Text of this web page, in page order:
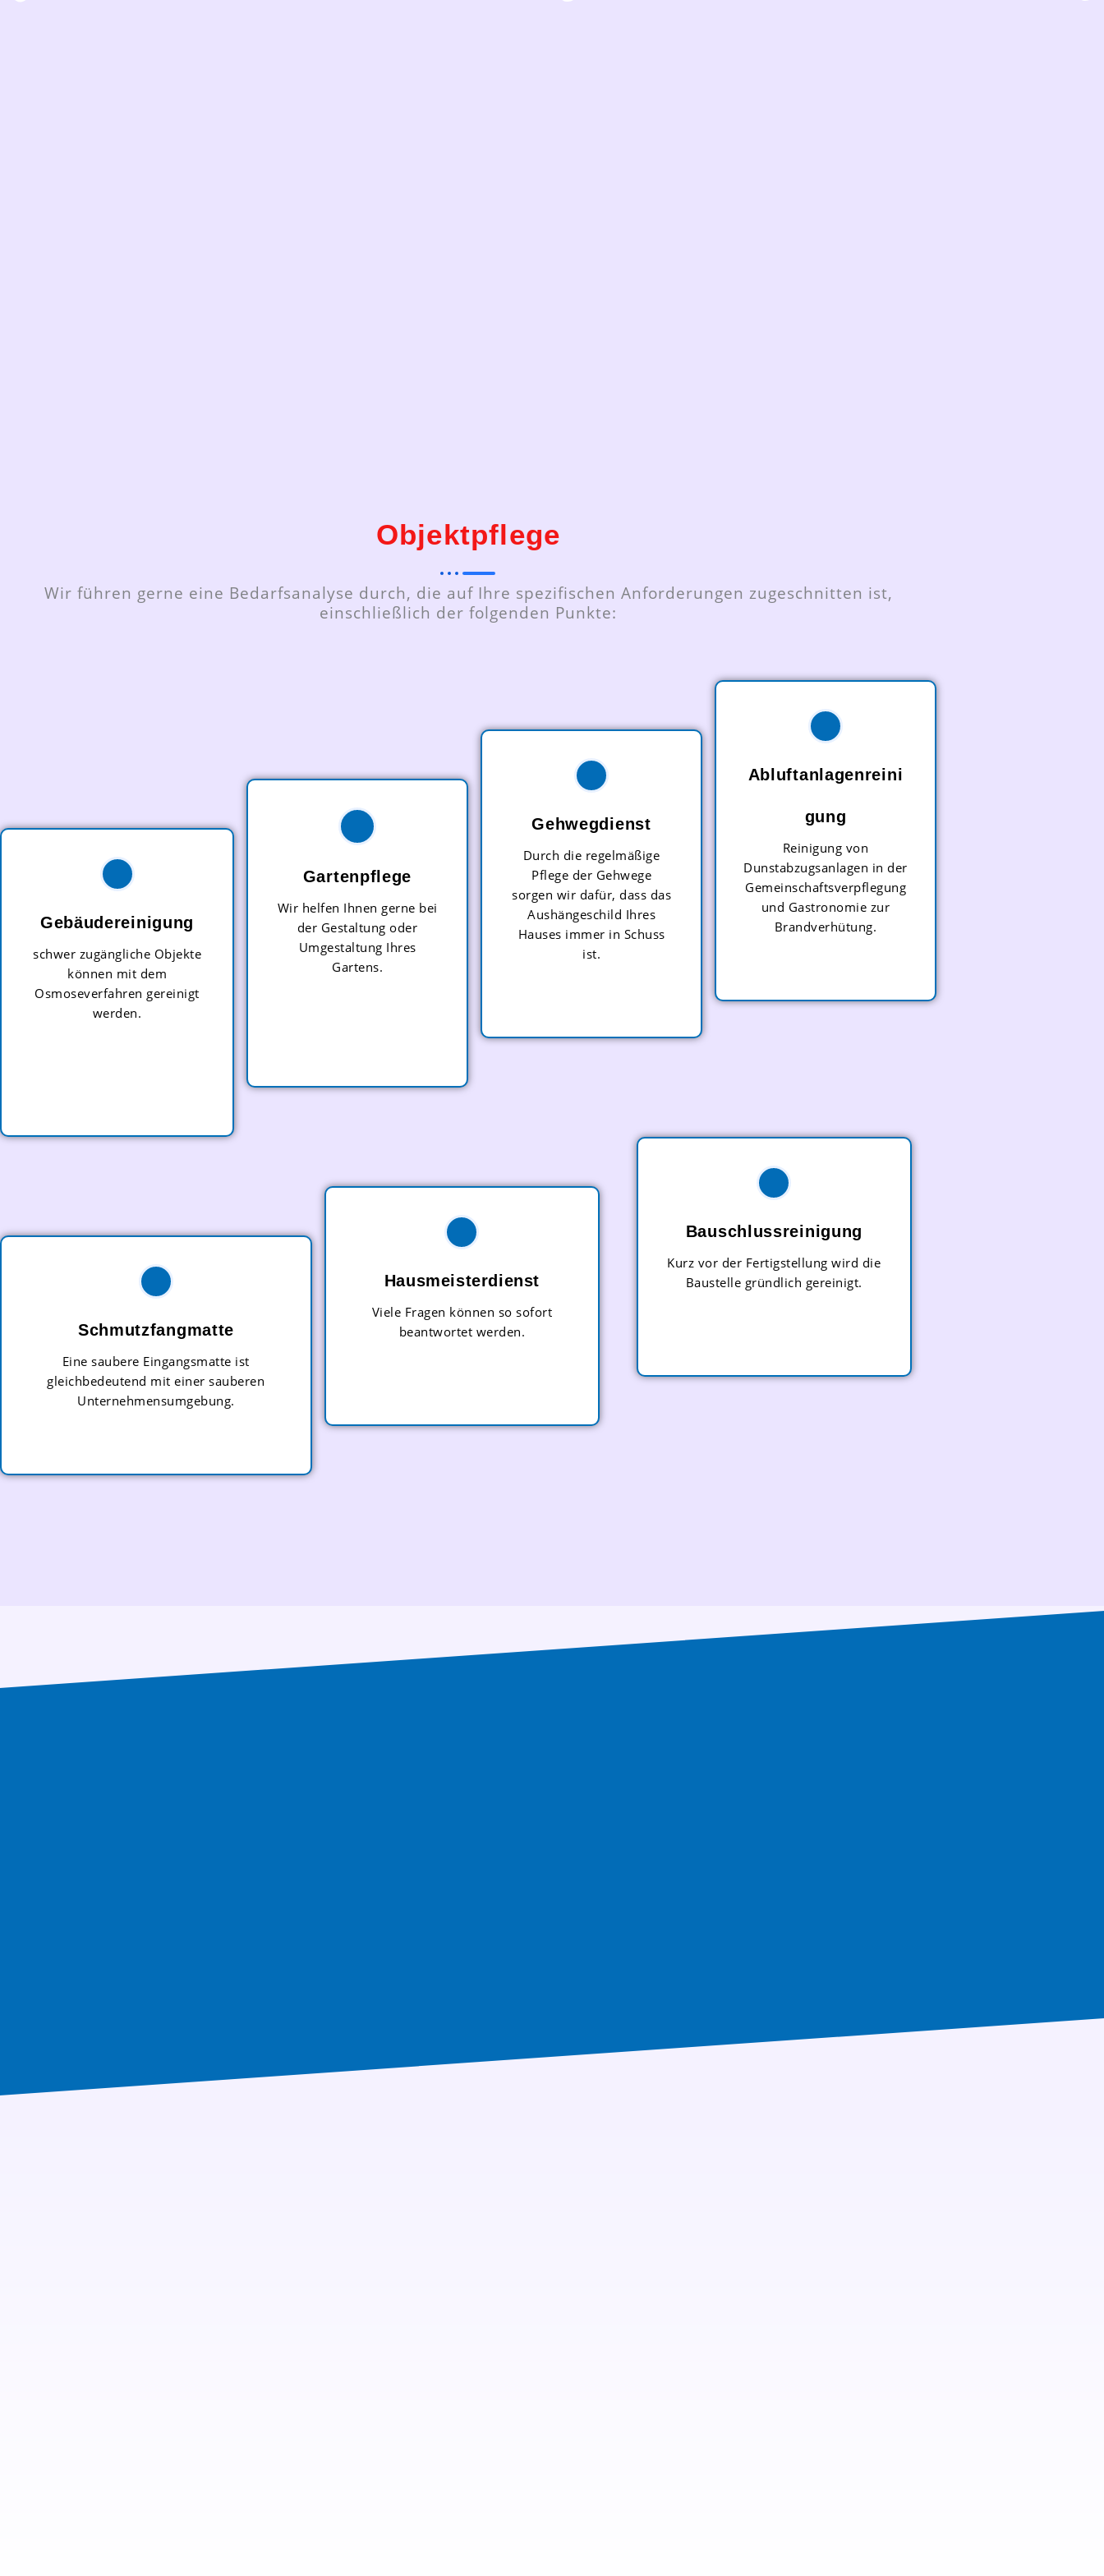
Objektpflege
Wir führen gerne eine Bedarfsanalyse durch, die auf Ihre spezifischen Anforderungen zugeschnitten ist,
einschließlich der folgenden Punkte:
Gebäudereinigung
schwer zugängliche Objekte
können mit dem
Osmoseverfahren gereinigt
werden.
Gartenpflege
Wir helfen Ihnen gerne bei
der Gestaltung oder
Umgestaltung Ihres
Gartens.
Gehwegdienst
Durch die regelmäßige
Pflege der Gehwege
sorgen wir dafür, dass das
Aushängeschild Ihres
Hauses immer in Schuss
ist.
Abluftanlagenreini
Gung
Reinigung von
Dunstabzugsanlagen in der
Gemeinschaftsverpflegung
und Gastronomie zur
Brandverhütung.
Schmutzfangmatte
Eine saubere Eingangsmatte ist
gleichbedeutend mit einer sauberen
Unternehmensumgebung.
Hausmeisterdienst
Viele Fragen können so sofort
beantwortet werden.
Bauschlussreinigung
Kurz vor der Fertigstellung wird die
Baustelle gründlich gereinigt.